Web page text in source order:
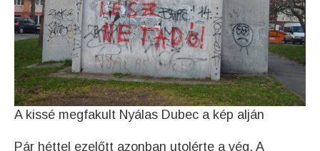
A kissé megfakult Nyálas Dubec a kép alján
Pár héttel ezelőtt azonban utolérte a vég. A